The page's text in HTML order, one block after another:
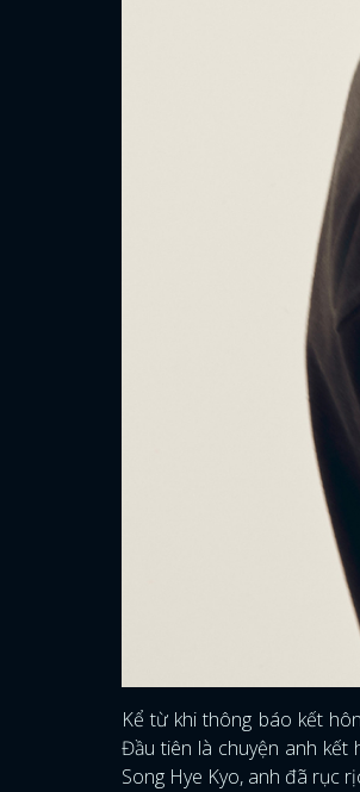
Kể từ khi thông báo kết
Đầu tiên là chuyện anh kết
Song Hye Kyo, anh đã rục